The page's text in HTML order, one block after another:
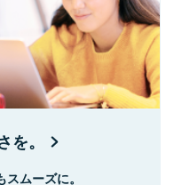
。
ムーズに。